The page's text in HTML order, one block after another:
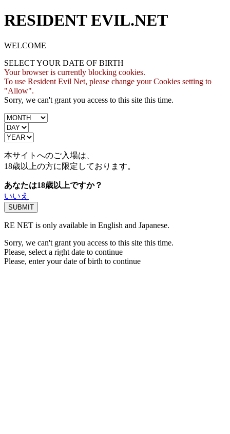
RESIDENT EVIL.NET
WELCOME
SELECT YOUR DATE OF BIRTH
Your browser is currently blocking cookies.
To use Resident Evil Net, please change your Cookies setting to
"Allow".
Sorry, we can't grant you access to this site this time.
本サイトへのご入場は、
18歳以上の方に限定しております。
あなたは18歳以上ですか？
いいえ
RE NET is only available in English and Japanese.
Sorry, we can't grant you access to this site this time.
Please, select a right date to continue
Please, enter your date of birth to continue